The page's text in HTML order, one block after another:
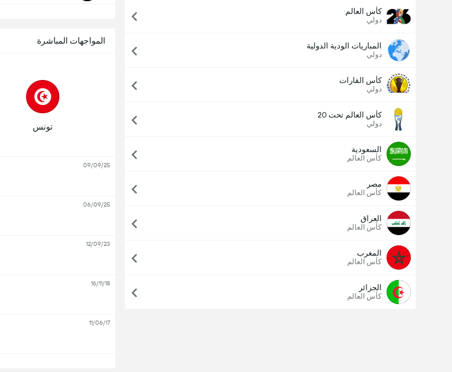
كأس العالم
دولي
المباريات الودية الدولية
دولي
كأس القارات
دولي
كأس العالم تحت 20
دولي
السعودية
كأس العالم
مصر
كأس العالم
العراق
كأس العالم
المغرب
كأس العالم
الجزائر
كأس العالم
المواجهات المباشرة
تونس
09/09/25
06/09/25
12/09/23
16/11/18
11/06/17